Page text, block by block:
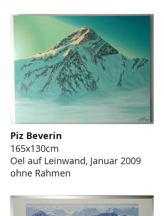
Piz Beverin
165x130cm
Oel auf Leinwand, Januar 2009
ohne Rahmen